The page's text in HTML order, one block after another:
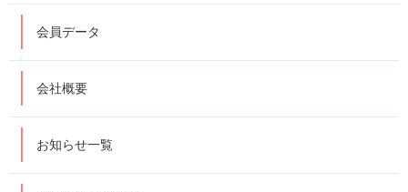
会員データ
会社概要
お知らせ一覧